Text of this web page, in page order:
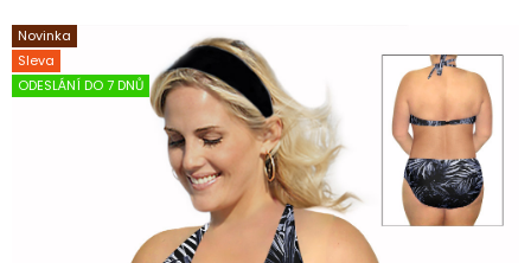
Novinka
Sleva
ODESLÁNÍ DO 7 DNŮ